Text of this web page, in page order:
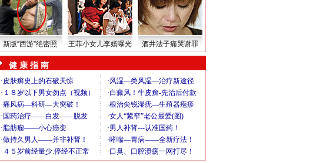
新版“西游”绝密照 王菲小女儿李嫣曝光 酒井法子痛哭谢罪
健 康 指 南